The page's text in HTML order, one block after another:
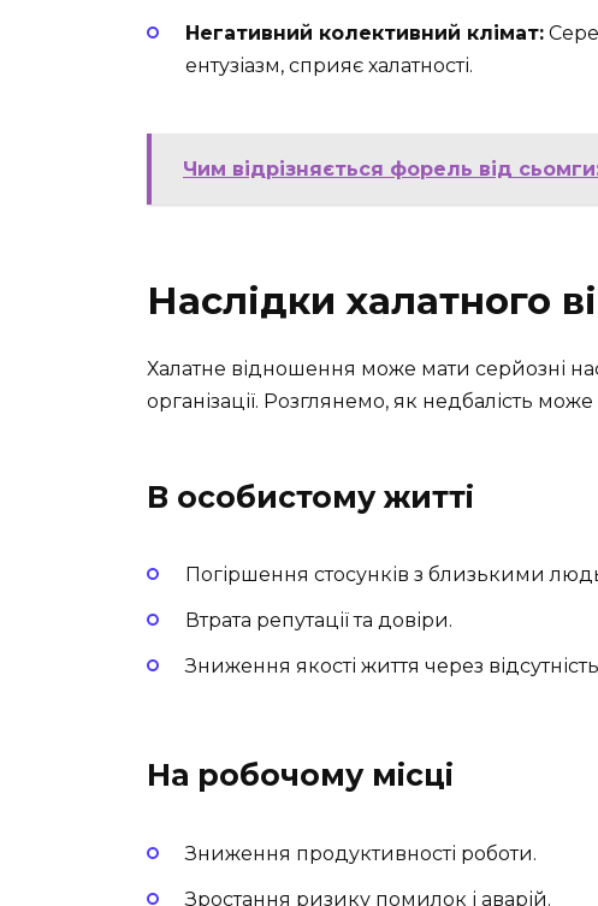
Негативний колективний клімат:
ентузіазм, сприяє халатності.
Чим відрізняється форель від
Наслідки халатного
Халатне відношення може мати серйозні
організації. Розглянемо, як недбалість
В особистому житті
Погіршення стосунків з близькими
Втрата репутації та довіри.
Зниження якості життя через відсутність
На робочому місці
Зниження продуктивності роботи.
Зростання ризику помилок і аварій.